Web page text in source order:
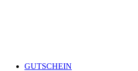
GUTSCHEIN